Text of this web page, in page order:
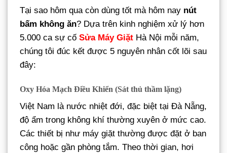
Tại sao hôm qua còn dùng tốt mà hôm nay nút
bấm không ăn? Dựa trên kinh nghiệm xử lý hơn
5.000 ca sự cố Sửa Máy Giặt Hà Nội mỗi năm,
chúng tôi đúc kết được 5 nguyên nhân cốt lõi sau
đây:
Oxy Hóa Mạch Điều Khiển (Sát thủ thầm lặng)
Việt Nam là nước nhiệt đới, đặc biệt tại Đà Nẵng,
độ ẩm trong không khí thường xuyên ở mức cao.
Các thiết bị như máy giặt thường được đặt ở ban
công hoặc gần phòng tắm. Theo thời gian, hơi